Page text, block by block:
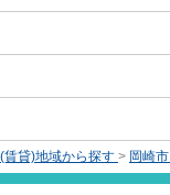
(賃貸)地域から探す > 岡崎市